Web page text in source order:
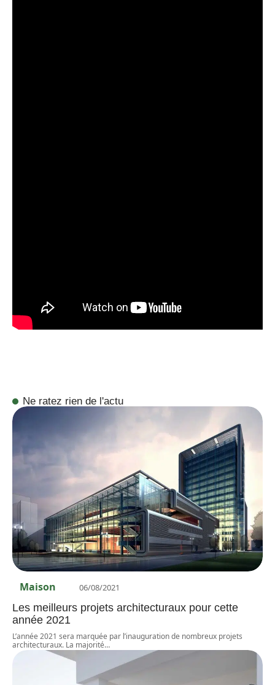
Ne ratez rien de l'actu
Maison 06/08/2021
Les meilleurs projets architecturaux pour cette
année 2021
L’année 2021 sera marquée par l’inauguration de nombreux projets
architecturaux. La majorité…